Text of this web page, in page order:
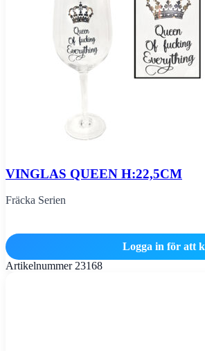
VINGLAS QUEEN H:22,5CM
Fräcka Serien
Logga in för att
Artikelnummer 23168